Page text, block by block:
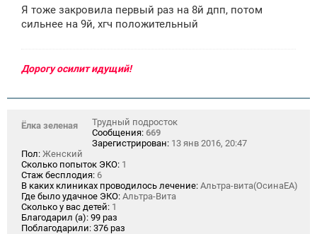
б
щ
Я тоже закровила первый раз на 8й дпп, потом
сильнее на 9й, хгч положительный
Дорогу осилит идущий!
Ёлка зеленая
Трудный подросток
Сообщения: 669
Зарегистрирован: 13 янв 2016, 20:47
Пол: Женский
Сколько попыток ЭКО: 1
Стаж бесплодия: 6
В каких клиниках проводилось лечение: Альтра-вита(ОсинаЕА)
Где было удачное ЭКО: Альтра-Вита
Сколько у вас детей: 1
Благодарил (а): 99 раз
Поблагодарили: 376 раз